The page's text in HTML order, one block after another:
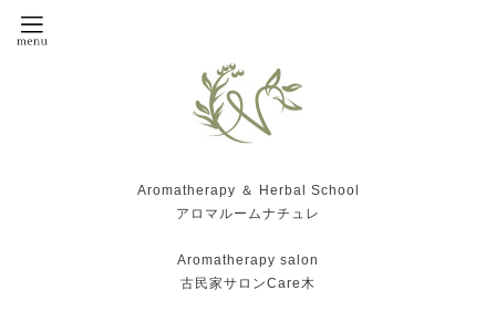
Aromatherapy ＆ Herbal School
アロマルームナチュレ
Aromatherapy salon
古民家サロンCare木